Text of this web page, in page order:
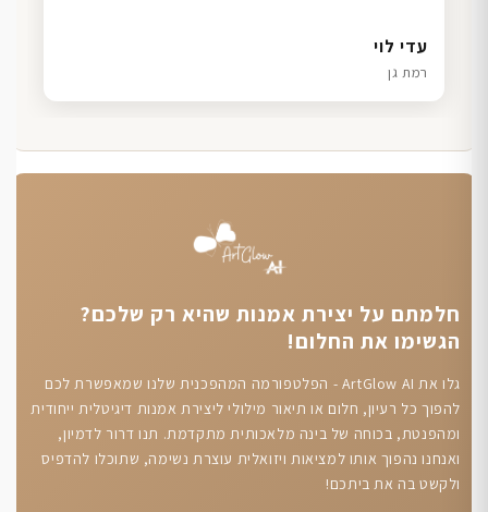
שרון כהן
תל אביב
עדי לוי
רמת גן
דנה גל
חיפה
ליאת ויוסי מ.
הוד השרון
חלמתם על יצירת אמנות שהיא רק שלכם?
הגשימו את החלום!
גלו את ArtGlow AI - הפלטפורמה המהפכנית שלנו שמאפשרת לכם
להפוך כל רעיון, חלום או תיאור מילולי ליצירת אמנות דיגיטלית ייחודית
ומהפנטת, בכוחה של בינה מלאכותית מתקדמת. תנו דרור לדמיון,
ואנחנו נהפוך אותו למציאות ויזואלית עוצרת נשימה, שתוכלו להדפיס
ולקשט בה את ביתכם!